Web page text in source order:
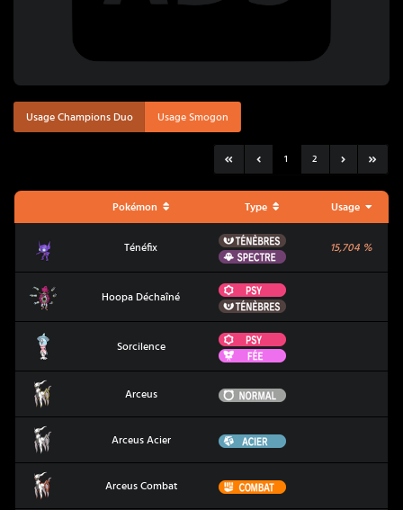
Usage Champions Duo Usage Smogon
1 2
Pokémon Type Usage
Ténéfix
Ténèbres
Spectre
15,704%
Hoopa Déchaîné
Psy
Ténèbres
Sorcilence
Psy
Fée
Arceus Normal
Arceus Acier Acier
Arceus Combat Combat